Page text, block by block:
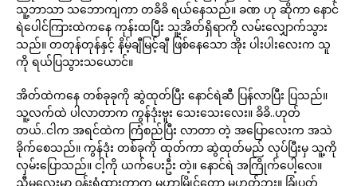
သူ့ဘာသာ သဘောကျကာ တခိခိ ရယ်နေသည်။ ခဏ ဟု ဆိုကာ နောင်
ရဲပေါင်ကြားထဲကနေ ကုန်းထပြီး သူ့အိတ်ရှိရာကို လမ်းလျှောက်သွား
သည်။ တတုန်တုန်နှင့် နိမ့်ချီမြင့်ချီ ဖြစ်နေသော အိုး ပါးပါးလေးက သူ
ကို ရယ်ပြသွားသယောင်။
အိတ်ထဲကနေ တစ်ခုခုကို ဆွဲထုတ်ပြီး နောင်ရဲဆီ ပြန်လာပြီး ပြသည်။
သူ့လက်ထဲ ပါလာတာက ကွန်ဒုံးဗူး သေးသေးလေး။ ခိခိ..ဟုတ်
တယ်..ငါက အရင်ထဲက ကြံစည်ပြီး လာတာ တဲ့ အပြောလေးက အသဲ
ခိုက်စေသည်။ ကွန်ဒုံး တစ်ခုကို ထုတ်ကာ ဆွဲထုတ်မည် လုပ်ပြီးမှ သူ့ကို
လှမ်းပြောသည်။ ငါ့ကို ယက်ပေးဦး တဲ့။ နောင်ရဲ အကြိုက်ပေါ့လေ။
ညီမလေးမှာ ဝန်းရံထားတာက မဟာမြိုင်တော မဟုတ်ဘူး။ ခြုံပုတ်